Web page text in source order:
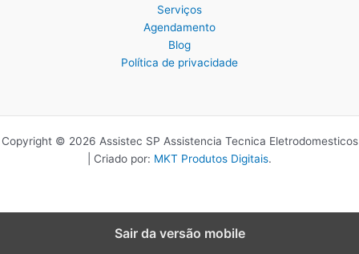
Serviços
Agendamento
Blog
Política de privacidade
Copyright © 2026 Assistec SP Assistencia Tecnica Eletrodomesticos
| Criado por: MKT Produtos Digitais.
Sair da versão mobile